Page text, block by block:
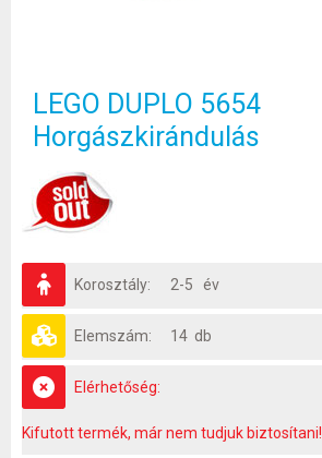
LEGO DUPLO 5654
Horgászkirándulás
Korosztály: 2-5 év
Elemszám: 14 db
Elérhetőség:
Kifutott termék, már nem tudjuk biztosítani!